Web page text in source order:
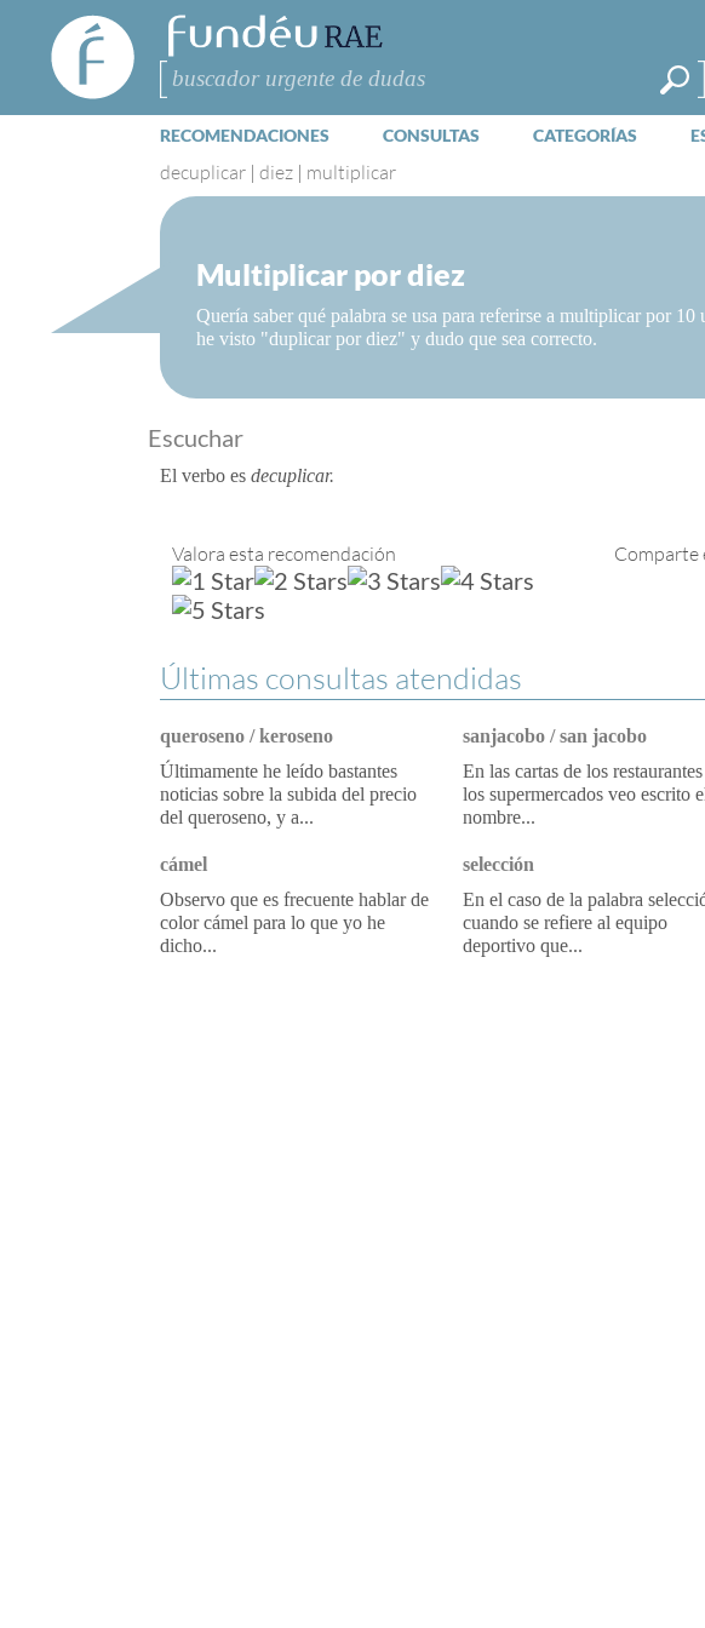
FundéuRAE
- Fundación
del Español
Urgente
Buscar
RECOMENDACIONES CONSULTAS CATEGORÍAS
decuplicar | diez | multiplicar
Multiplicar por diez
Quería saber qué palabra se usa para referirse a multiplicar por 10
he visto "duplicar por diez" y dudo que sea correcto.
Escuchar
El verbo es decuplicar.
Valora esta recomendación Comparte
Últimas consultas atendidas
queroseno / keroseno
Últimamente he leído bastantes
noticias sobre la subida del precio
del queroseno, y a...
sanjacobo / san jacobo
En las cartas de los
los supermercados veo escrito
nombre...
cámel
Observo que es frecuente hablar de
color cámel para lo que yo he
dicho...
selección
En el caso de la palabra
cuando se refiere al equipo
deportivo que...